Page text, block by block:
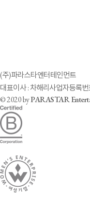
(주)파라스타엔터테인먼트
대표이사 : 차해리사업자등록번
© 2020 byPARASTAR